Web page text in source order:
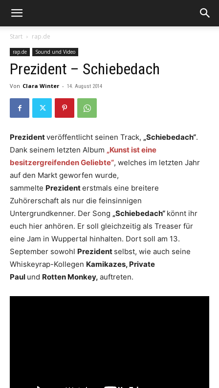
Start rap.de
rap.de Sound und Video
Prezident – Schiebedach
Von Clara Winter - 14. August 2014
Prezidentveröffentlicht seinen Track, „Schiebedach“.
Dank seinem letzten Album „Kunst ist eine
besitzergreifenden Geliebte“, welches im letzten Jahr
auf den Markt geworfen wurde,
sammelte Prezidenterstmals eine breitere
Zuhörerschaft als nur die feinsinnigen
Untergrundkenner. Der Song „Schiebedach“ könnt ihr
euch hier anhören. Er soll gleichzeitig als Treaser für
eine Jam in Wuppertal hinhalten. Dort soll am 13.
September sowohl Prezident selbst, wie auch seine
Whiskeyrap-Kollegen Kamikazes, Private
Paul und Rotten Monkey, auftreten.